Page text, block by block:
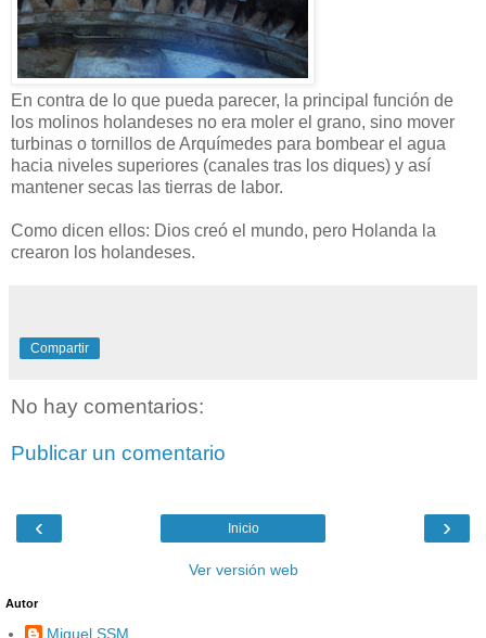
En contra de lo que pueda parecer, la principal función de
los molinos holandeses no era moler el grano, sino mover
turbinas o tornillos de Arquímedes para bombear el agua
hacia niveles superiores (canales tras los diques) y así
mantener secas las tierras de labor.
Como dicen ellos: Dios creó el mundo, pero Holanda la
crearon los holandeses.
Compartir
No hay comentarios:
Publicar un comentario
‹ ›
Inicio
Ver versión web
Autor
Miguel SSM